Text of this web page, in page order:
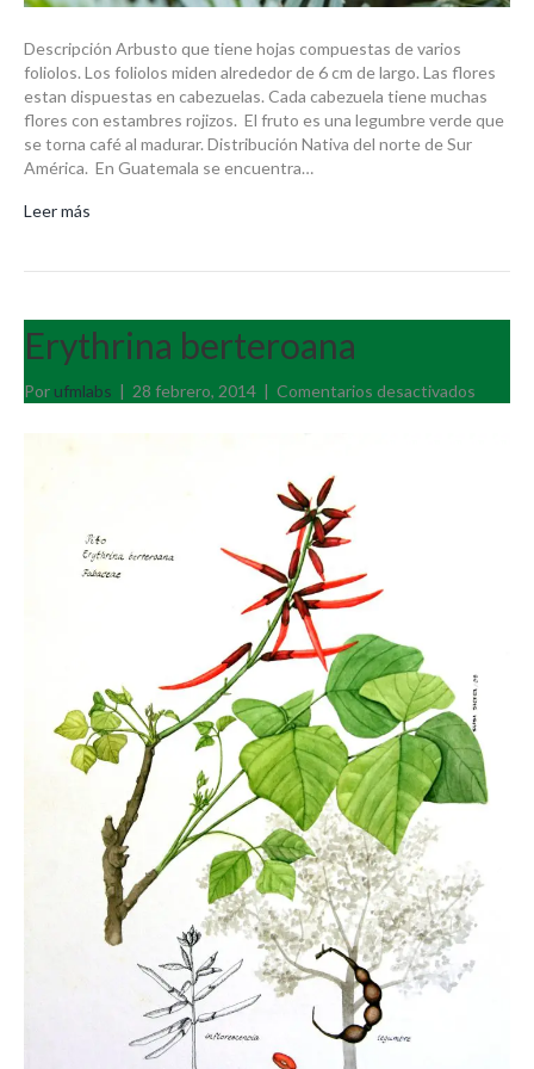
Descripción Arbusto que tiene hojas compuestas de varios
foliolos. Los foliolos miden alrededor de 6 cm de largo. Las flores
estan dispuestas en cabezuelas. Cada cabezuela tiene muchas
flores con estambres rojizos. El fruto es una legumbre verde que
se torna café al madurar. Distribución Nativa del norte de Sur
América. En Guatemala se encuentra…
Leer más
Erythrina berteroana
Por ufmlabs | 28 febrero, 2014 | Comentarios desactivados